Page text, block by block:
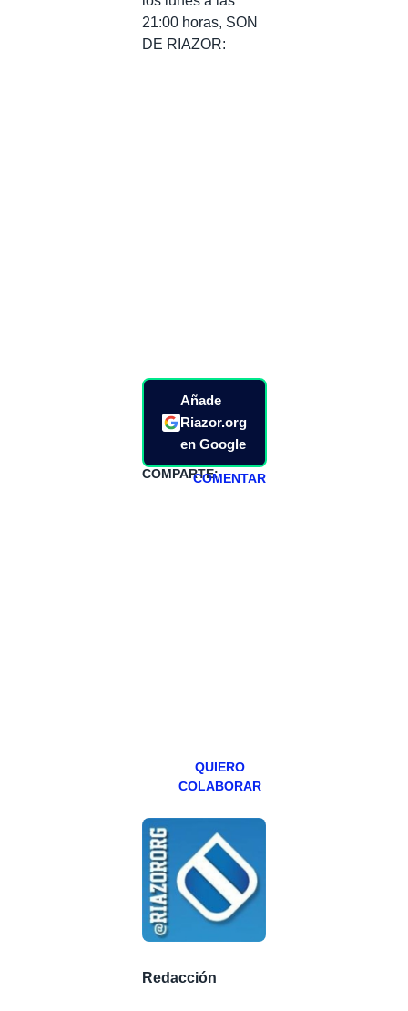
21:00 horas, SON
DE RIAZOR:
Añade
Riazor.org
en Google
COMPARTE:COMENTAR
QUIERO
COLABORAR
Redacción